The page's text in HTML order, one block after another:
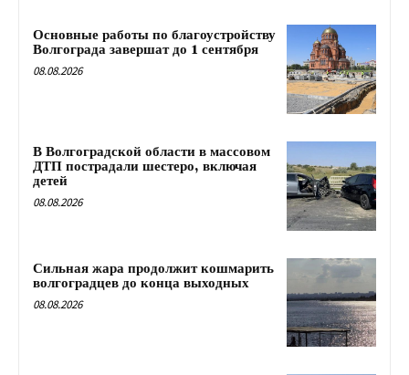
Основные работы по благоустройству
Волгограда завершат до 1 сентября
08.08.2026
В Волгоградской области в массовом
ДТП пострадали шестеро, включая
детей
08.08.2026
Сильная жара продолжит кошмарить
волгоградцев до конца выходных
08.08.2026